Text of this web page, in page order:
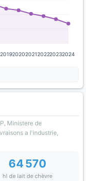
201920202021202220232024
Ministere de
a l'industrie,
64 570
hl de lait de chèvre